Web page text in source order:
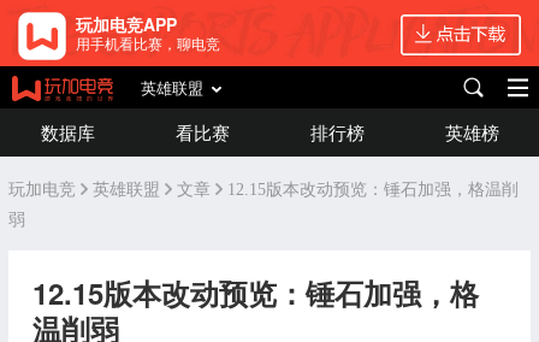
玩加电竞APP
用手机看比赛，聊电竞
英雄联盟
数据库 看比赛 排行榜 英雄榜
玩加电竞 英雄联盟 文章
12.15版本改动预览：锤石加强，格温削
弱
12.15版本改动预览：锤石加强，格
温削弱